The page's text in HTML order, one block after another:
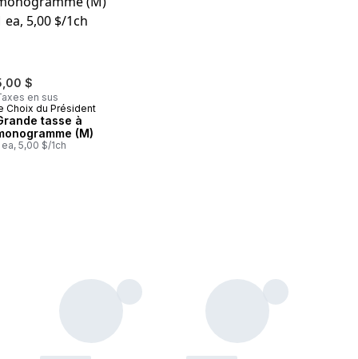
$
en sus
Choix du Président
tasse à
(M)
ea, 5,00 $/1ch